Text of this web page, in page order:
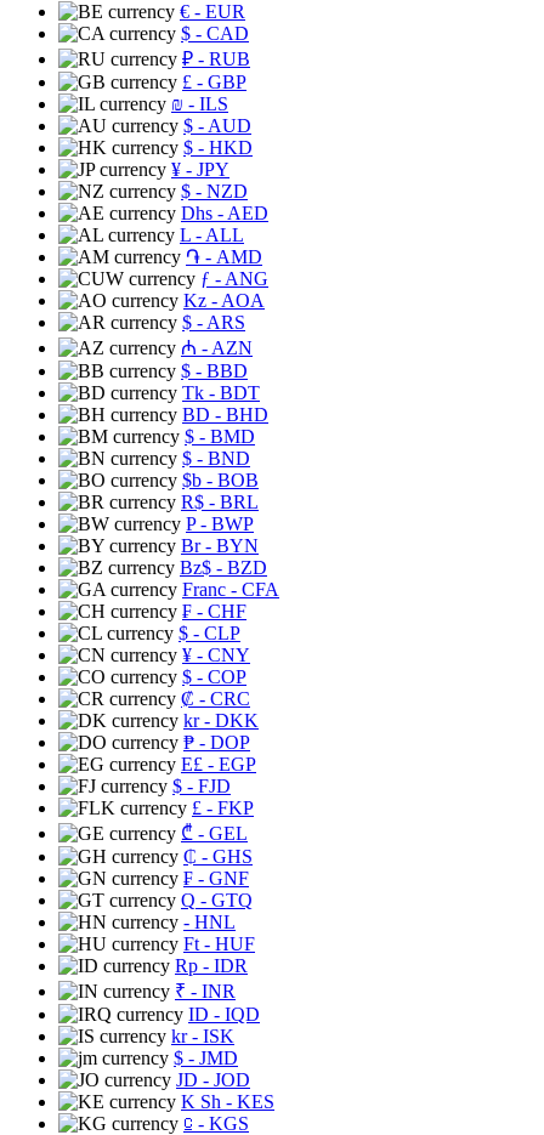
€ - EUR
$ - CAD
₽ - RUB
£ - GBP
₪ - ILS
$ - AUD
$ - HKD
¥ - JPY
$ - NZD
Dhs - AED
L - ALL
֏ - AMD
ƒ - ANG
Kz - AOA
$ - ARS
₼ - AZN
$ - BBD
Tk - BDT
BD - BHD
$ - BMD
$ - BND
$b - BOB
R$ - BRL
P- BWP
Br- BYN
Bz$ - BZD
Franc - CFA
₣ - CHF
$ - CLP
¥ - CNY
$ - COP
₡ - CRC
kr- DKK
₱ - DOP
E£ - EGP
$ - FJD
£ - FKP
₾ - GEL
₵ - GHS
₣ - GNF
Q - GTQ
- HNL
Ft - HUF
Rp - IDR
₹ - INR
ID - IQD
kr- ISK
$ - JMD
JD - JOD
K Sh - KES
⃀ - KGS